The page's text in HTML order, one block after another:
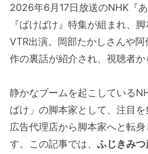
2026年6月17日放送のNHK『
『ばけばけ』特集が組まれ、
VTR出演。岡部たかしさんや
作の裏話が紹介され、視聴者か
静かなブームを起こしている
ばけ」の脚本家として、注目を
広告代理店から脚本家へと転
す。この記事では、 ふじきみつ